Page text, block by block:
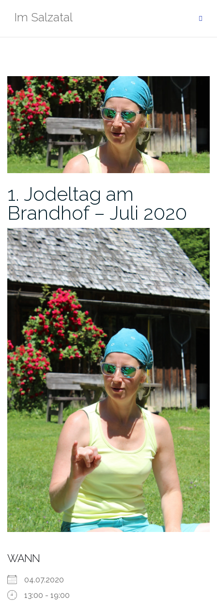
InhaltIm Salzatal
1. Jodeltag am
Brandhof – Juli 2020
WANN
04.07.2020
13:00 - 19:00